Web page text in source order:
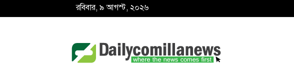
রবিবার, ৯ আগস্ট, ২০২৬